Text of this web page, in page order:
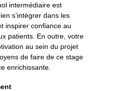
intermédiaire est
s’intégrer dans les
inspirer confiance au
patients. En outre, votre
au sein du projet
de faire de ce stage
enrichissante.